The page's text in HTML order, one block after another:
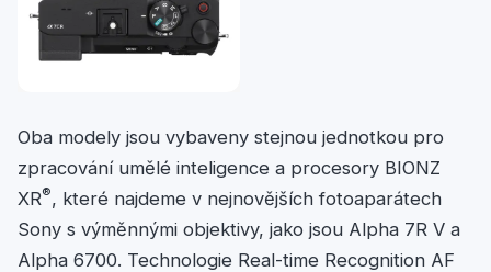
Oba modely jsou vybaveny stejnou jednotkou pro
zpracování umělé inteligence a procesory BIONZ
XR®, které najdeme v nejnovějších fotoaparátech
Sony s výměnnými objektivy, jako jsou Alpha 7R V a
Alpha 6700. Technologie Real-time Recognition AF